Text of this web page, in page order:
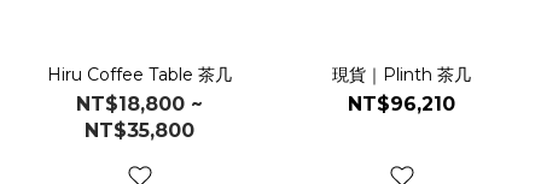
Hiru Coffee Table 茶几
NT$18,800 ~
NT$35,800
現貨｜Plinth 茶几
NT$96,210